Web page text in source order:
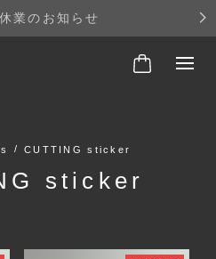
業のお知らせ
CUTTING sticker
sticker